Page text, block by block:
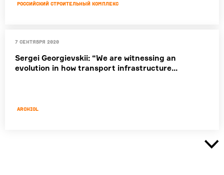
Российский строительный комплекс
7 сентября 2020
Sergei Georgievskii: “We are witnessing an
evolution in how transport infrastructure...
Archiol